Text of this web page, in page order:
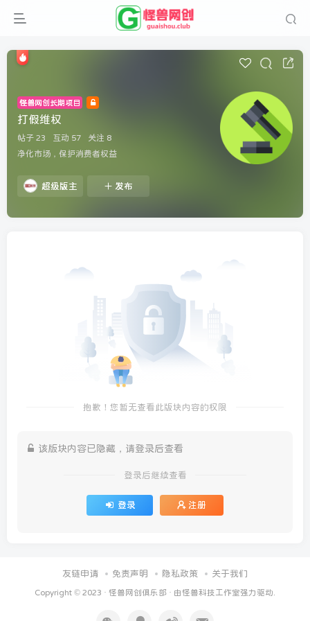
怪兽网创长期项目
打假维权
帖子 23 互动 57
关注 8
净化市场，保护消费者权益
超级版主 发布
抱歉！您暂无查看此版块内容的权限
该版块内容已隐藏，请登录后查看
登录后继续查看
登录 注册
友链申请 免责声明 隐私政策 关于我们
Copyright © 2023 · 怪兽网创俱乐部 · 由怪兽科技工作室强力驱动.